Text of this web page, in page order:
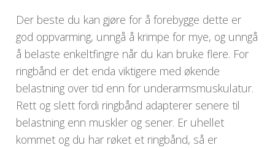
Der beste du kan gjøre for å forebygge dette er
god oppvarming, unngå å krimpe for mye, og unngå
å belaste enkeltfingre når du kan bruke flere. For
ringbånd er det enda viktigere med økende
belastning over tid enn for underarmsmuskulatur.
Rett og slett fordi ringbånd adapterer senere til
belastning enn muskler og sener. Er uhellet
kommet og du har røket et ringbånd, så er